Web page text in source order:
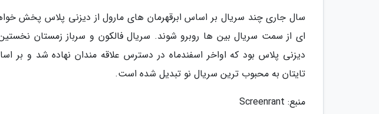
سال جاری چند سریال بر اساس ابرقهرمان های مارول از دیزنی پلاس پخش
ای از سمت سریال بین ها روبرو شوند. سریال فالکون و سرباز زمستان
دیزنی پلاس بود که اواخر اسفندماه در دسترس علاقه مندان نهاده شد و بر
تایتان به محبوب ترین سریال نو تبدیل شده است.
منبع: Screenrant